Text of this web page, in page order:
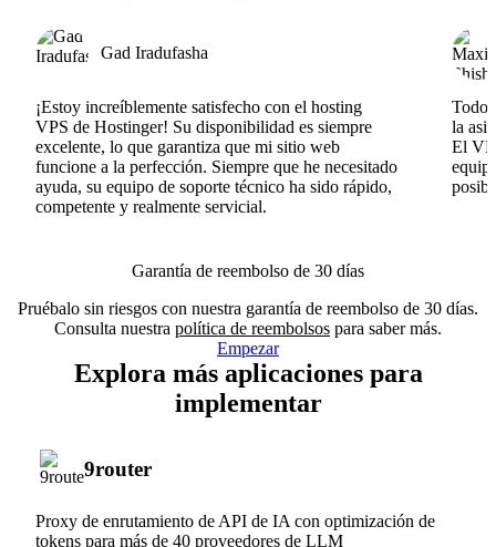
Gad Iradufasha
¡Estoy increíblemente satisfecho con el hosting
VPS de Hostinger! Su disponibilidad es siempre
excelente, lo que garantiza que mi sitio web
funcione a la perfección. Siempre que he necesitado
ayuda, su equipo de soporte técnico ha sido rápido,
competente y realmente servicial.
Todo
la
El
Garantía de reembolso de 30 días
Pruébalo sin riesgos con nuestra garantía de reembolso de 30 días.
Consulta nuestra política de reembolsos para saber más.
Empezar
Explora más aplicaciones para
implementar
9router
Proxy de enrutamiento de API de IA con optimización de
tokens para más de 40 proveedores de LLM